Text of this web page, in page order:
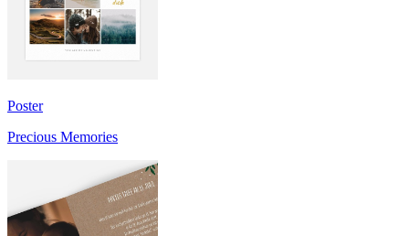
Poster
Precious Memories